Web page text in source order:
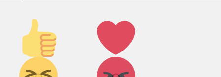
Палец
вверх!
Лайк!
Дикий
Агрессия!